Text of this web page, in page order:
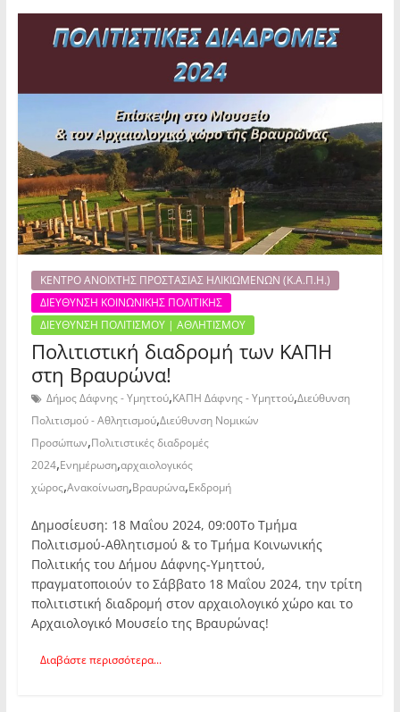
ΚΕΝΤΡΟ ΑΝΟΙΧΤΗΣ ΠΡΟΣΤΑΣΙΑΣ ΗΛΙΚΙΩΜΕΝΩΝ (Κ.Α.Π.Η.)
ΔΙΕΥΘΥΝΣΗ ΚΟΙΝΩΝΙΚΗΣ ΠΟΛΙΤΙΚΗΣ
ΔΙΕΥΘΥΝΣΗ ΠΟΛΙΤΙΣΜΟΥ | ΑΘΛΗΤΙΣΜΟΥ
Πολιτιστική διαδρομή των ΚΑΠΗ
στη Βραυρώνα!
Δήμος Δάφνης - Υμηττού,ΚΑΠΗ Δάφνης - Υμηττού,Διεύθυνση
Πολιτισμού - Αθλητισμού,Διεύθυνση Νομικών
Προσώπων,Πολιτιστικές διαδρομές
2024,Ενημέρωση,αρχαιολογικός
χώρος,Ανακοίνωση,Βραυρώνα,Εκδρομή
Δημοσίευση: 18 Μαΐου 2024, 09:00Το Τμήμα
Πολιτισμού-Αθλητισμού & το Τμήμα Κοινωνικής
Πολιτικής του Δήμου Δάφνης-Υμηττού,
πραγματοποιούν το Σάββατο 18 Μαΐου 2024, την τρίτη
πολιτιστική διαδρομή στον αρχαιολογικό χώρο και το
Αρχαιολογικό Μουσείο της Βραυρώνας!
Διαβάστε περισσότερα...